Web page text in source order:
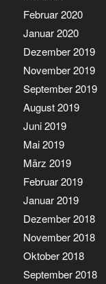
Februar 2020
Januar 2020
Dezember 2019
November 2019
September 2019
August 2019
Juni 2019
Mai 2019
März 2019
Februar 2019
Januar 2019
Dezember 2018
November 2018
Oktober 2018
September 2018